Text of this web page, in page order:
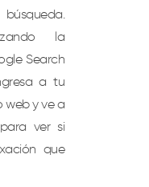
la
Search
a tu
web y ve a
ver si
que